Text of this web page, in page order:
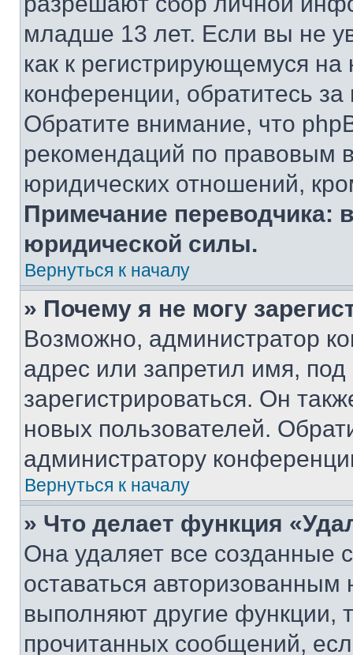
младше 13 лет. Если вы не
как к регистрирующемуся
конференции, обратитесь
Обратите внимание, что
рекомендаций по правовым
юридических отношений,
Примечание переводчика:
юридической силы.
Вернуться к началу
» Почему я не могу
Возможно, администратор
адрес или запретил имя,
зарегистрироваться. Он
новых пользователей.
администратору
Вернуться к началу
» Что делает функция
Она удаляет все созданные
оставаться
выполняют другие функции,
прочитанных сообщений,